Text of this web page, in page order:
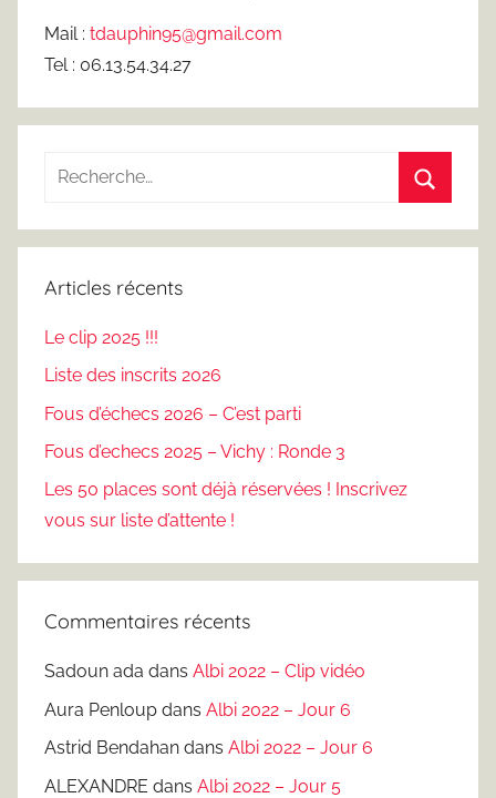
Mail : tdauphin95@gmail.com
Tel : 06.13.54.34.27
Recherche
:
Articles récents
Le clip 2025 !!!
Liste des inscrits 2026
Fous d’échecs 2026 – C’est parti
Fous d’echecs 2025 – Vichy : Ronde 3
Les 50 places sont déjà réservées ! Inscrivez
vous sur liste d’attente !
Commentaires récents
Sadoun ada dans Albi 2022 – Clip vidéo
Aura Penloup dans Albi 2022 – Jour 6
Astrid Bendahan dans Albi 2022 – Jour 6
ALEXANDRE dans Albi 2022 – Jour 5